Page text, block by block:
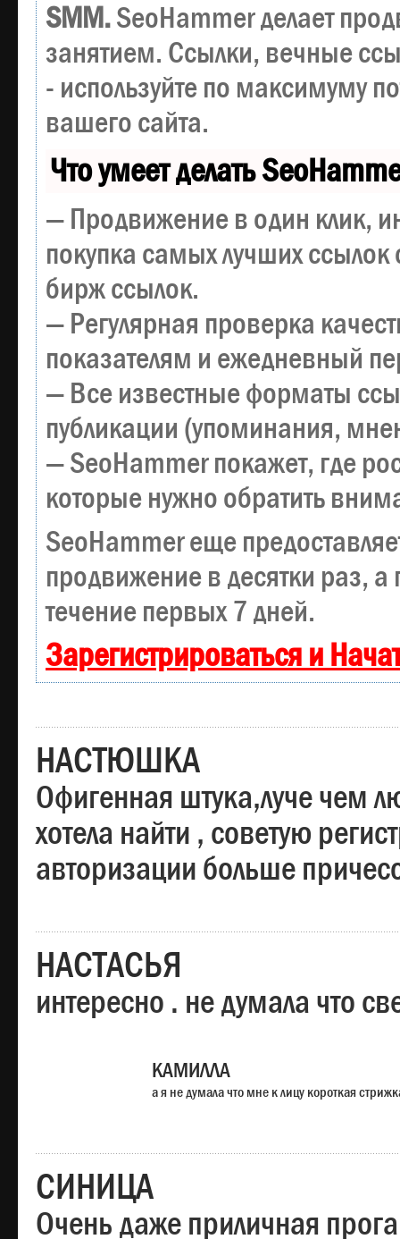
SMM.SeoHammer делает
занятием. Ссылки, вечные
- используйте по максимуму
вашего сайта.
Что умеет делать
— Продвижение в один клик,
покупка самых лучших ссылок
бирж ссылок.
— Регулярная проверка
показателям и ежедневный
— Все известные форматы
публикации (упоминания,
— SeoHammer покажет, где
которые нужно обратить
SeoHammer еще
продвижение в десятки раз, а
течение первых 7 дней.
Зарегистрироваться и
НАСТЮШКА
Офигенная штука,луче чем
хотела найти , советую
авторизации больше
НАСТАСЬЯ
интересно . не думала что
КАМИЛЛА
а я не думала что мне к лицу короткая
СИНИЦА
Очень даже приличная